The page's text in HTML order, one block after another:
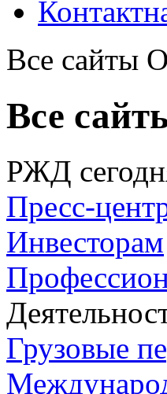
Все сайты
Все
РЖД
Пресс-
Инвесторам
Грузовые